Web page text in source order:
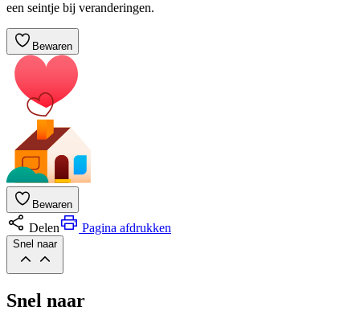
een seintje bij veranderingen.
Bewaren
Bewaren
Delen Pagina afdrukken
Snel naar
Snel naar